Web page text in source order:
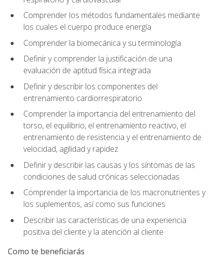
Comprender los métodos fundamentales mediante
los cuales el cuerpo produce energía
Comprender la biomecánica y su terminología
Definir y comprender la justificación de una
evaluación de aptitud física integrada
Definir y describir los componentes del
entrenamiento cardiorrespiratorio
Comprender la importancia del entrenamiento del
torso, el equilibrio, el entrenamiento reactivo, el
entrenamiento de resistencia y el entrenamiento de
velocidad, agilidad y rapidez
Definir y describir las causas y los síntomas de las
condiciones de salud crónicas seleccionadas
Comprender la importancia de los macronutrientes y
los suplementos, así como sus funciones
Describir las características de una experiencia
positiva del cliente y la atención al cliente
Como te beneficiarás